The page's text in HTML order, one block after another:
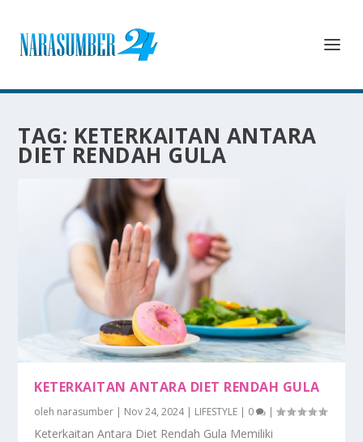
TAG: KETERKAITAN ANTARA
DIET RENDAH GULA
KETERKAITAN ANTARA DIET RENDAH GULA
oleh narasumber | Nov 24, 2024| LIFESTYLE | 0 |
Keterkaitan Antara Diet Rendah Gula Memiliki